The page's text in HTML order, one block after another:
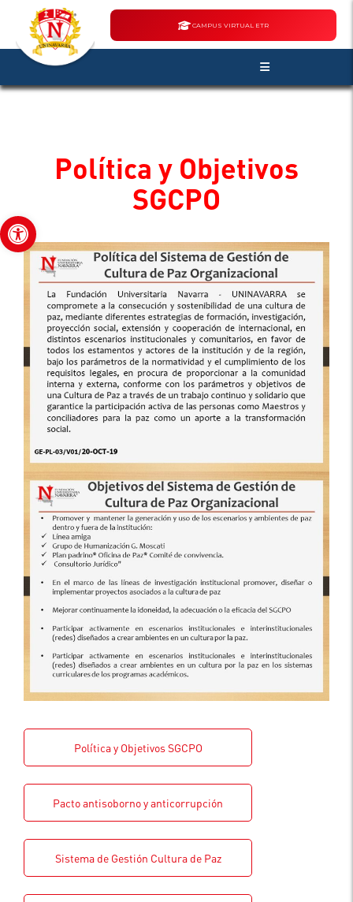
Abrir barra de herramientas
CAMPUS VIRTUAL ETR
Política y Objetivos
SGCPO
Política y Objetivos SGCPO
Pacto antisoborno y anticorrupción
Sistema de Gestión Cultura de Paz